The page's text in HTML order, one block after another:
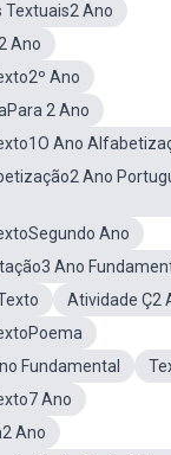
Textuais2 Ano
Ano
Ano
2 Ano
Ano
Ano
Ano
Ano
Atividade Ç2
Fundamental
Ano
Ano